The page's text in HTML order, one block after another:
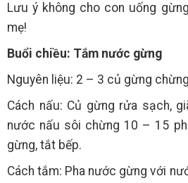
Lưu ý không cho con uống
mẹ!
Buổi chiều: Tắm nước gừng
Nguyên liệu: 2 – 3 củ gừng
Cách nấu: Củ gừng rửa sạch,
nước nấu sôi chừng 10 – 15
gừng, tắt bếp.
Cách tắm: Pha nước gừng với